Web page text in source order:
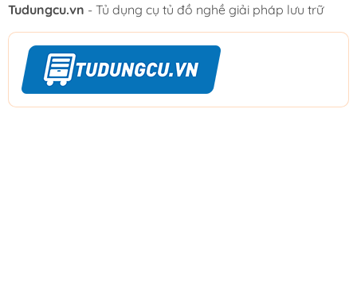
Tudungcu.vn - Tủ dụng cụ tủ đồ nghề giải pháp lưu trữ